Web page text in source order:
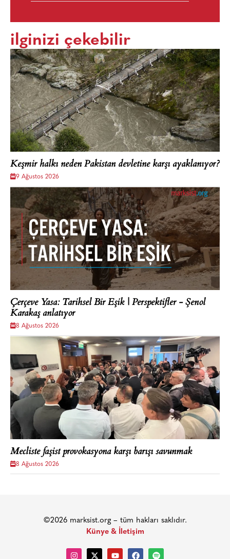
ilginizi çekebilir
Keşmir halkı neden Pakistan devletine karşı ayaklanıyor?
9 Ağustos 2026
Çerçeve Yasa: Tarihsel Bir Eşik | Perspektifler - Şenol
Karakaş anlatıyor
8 Ağustos 2026
Mecliste faşist provokasyona karşı barışı savunmak
8 Ağustos 2026
©2026 marksist.org – tüm hakları saklıdır.
Künye & İletişim